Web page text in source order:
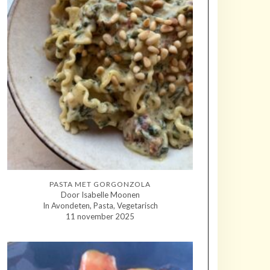
PASTA MET GORGONZOLA
Door Isabelle Moonen
In Avondeten, Pasta, Vegetarisch
11 november 2025